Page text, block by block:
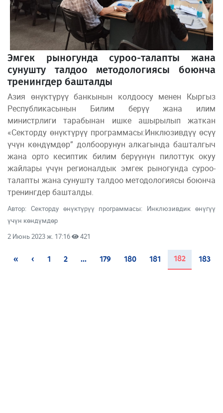
Эмгек рыногунда суроо-талапты жана
сунушту талдоо методологиясы боюнча
тренингдер башталды
Азия өнүктүрүү банкынын колдоосу менен Кыргыз
Республикасынын Билим берүү жана илим
министрлиги тарабынан ишке ашырылып жаткан
«Секторду өнүктүрүү программасы:Инклюзивдүү өсүү
үчүн көндүмдөр” долбоорунун алкагында башталгыч
жана орто кесиптик билим берүүнүн пилоттук окуу
жайлары үчүн регионалдык эмгек рыногунда суроо-
талапты жана сунушту талдоо методологиясы боюнча
тренингдер башталды.
Автор: Секторду өнүктүрүү программасы: Инклюзивдик өнүгүү
үчүн көндүмдөр
2 Июнь 2023 ж. 17:16
421
« ‹ 1 2 ... 179 180 181 182(current)
183